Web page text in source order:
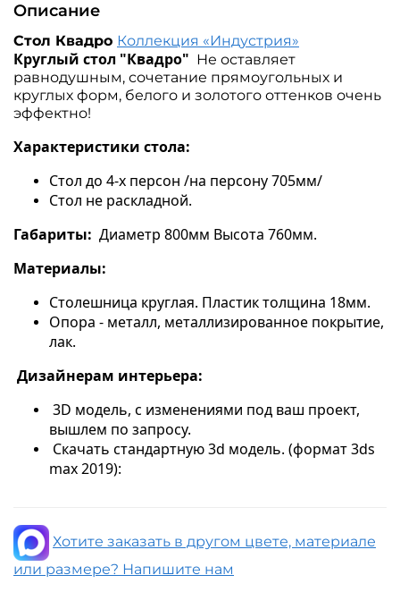
Описание
Стол Квадро Коллекция «Индустрия»
Круглый стол "Квадро" Не оставляет
равнодушным, сочетание прямоугольных и
круглых форм, белого и золотого оттенков очень
эффектно!
Характеристики стола:
Стол до 4-х персон /на персону 705мм/
Стол не раскладной.
Габариты: Диаметр 800мм Высота 760мм.
Материалы:
Столешница круглая. Пластик толщина 18мм.
Опора - металл, металлизированное покрытие,
лак.
Дизайнерам интерьера:
3D модель, с изменениями под ваш проект,
вышлем по запросу.
Скачать стандартную 3d модель. (формат 3ds
max 2019):
Хотите заказать в другом цвете, материале
или размере? Напишите нам